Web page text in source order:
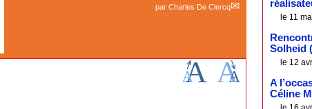
par Charles De Clercq
le 11
Solheid
le 12
A
Céline